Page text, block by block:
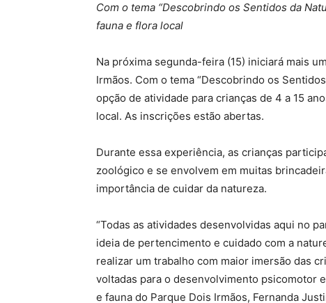
Com o tema “Descobrindo os Sentidos da
fauna e flora local
Na próxima segunda-feira (15) iniciará mais
Irmãos. Com o tema “Descobrindo os
opção de atividade para crianças de 4 a 15
local. As inscrições estão abertas.
Durante essa experiência, as crianças
zoológico e se envolvem em muitas
importância de cuidar da natureza.
“Todas as atividades desenvolvidas aqui no
ideia de pertencimento e cuidado com a
realizar um trabalho com maior imersão das
voltadas para o desenvolvimento psicomotor
e fauna do Parque Dois Irmãos, Fernanda